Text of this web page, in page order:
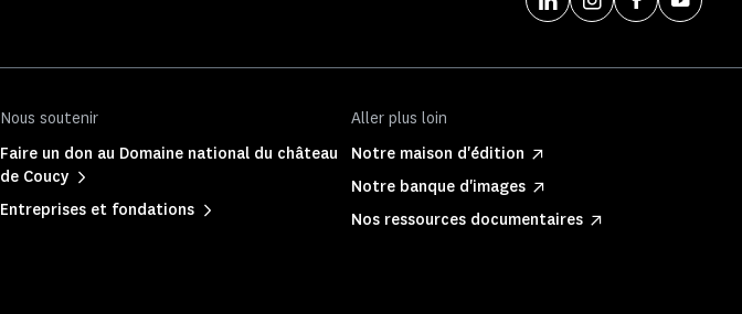
Nous soutenir
Faire un don au Domaine national du château
de Coucy
Entreprises et fondations
Aller plus loin
Notre maison d'édition
Notre banque d'images
Nos ressources documentaires